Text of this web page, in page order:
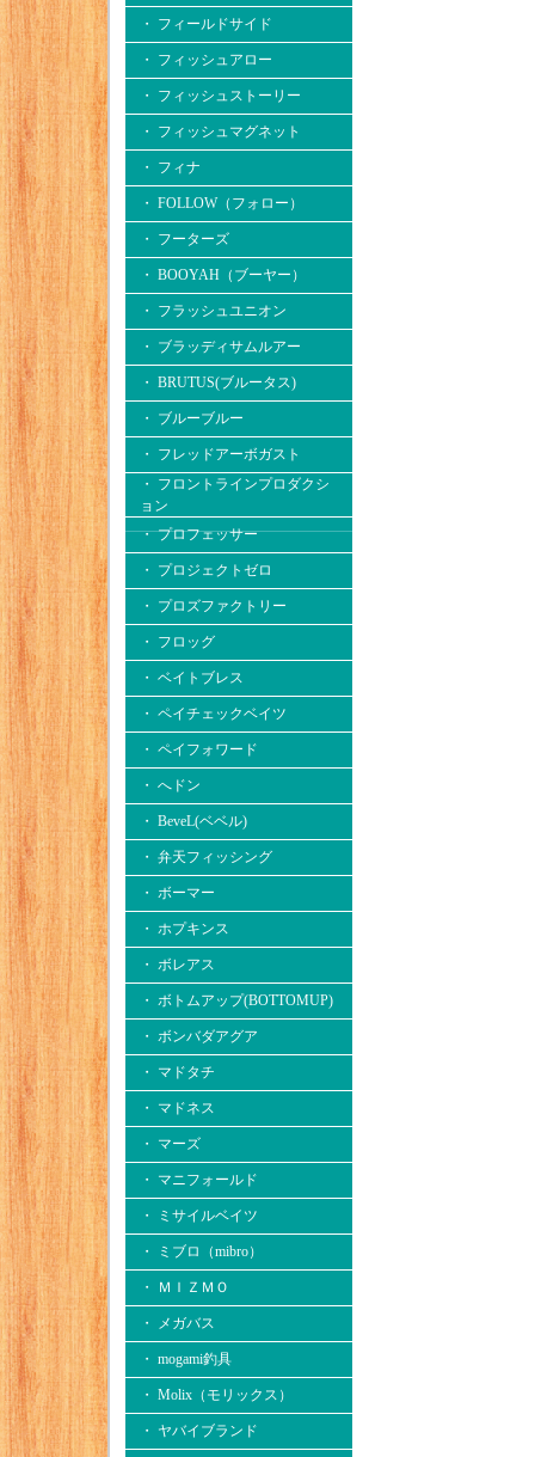
・ フィールドサイド
・ フィッシュアロー
・ フィッシュストーリー
・ フィッシュマグネット
・ フィナ
・ FOLLOW（フォロー）
・ フーターズ
・ BOOYAH（ブーヤー）
・ フラッシュユニオン
・ ブラッディサムルアー
・ BRUTUS(ブルータス)
・ ブルーブルー
・ フレッドアーボガスト
・ フロントラインプロダクシ
ョン
・ プロフェッサー
・ プロジェクトゼロ
・ プロズファクトリー
・ フロッグ
・ ベイトブレス
・ ペイチェックベイツ
・ ペイフォワード
・ へドン
・ BeveL(ベベル)
・ 弁天フィッシング
・ ボーマー
・ ホプキンス
・ ボレアス
・ ボトムアップ(BOTTOMUP)
・ ボンバダアグア
・ マドタチ
・ マドネス
・ マーズ
・ マニフォールド
・ ミサイルベイツ
・ ミブロ（mibro）
・ ＭＩＺＭＯ
・ メガバス
・ mogami釣具
・ Molix（モリックス）
・ ヤバイブランド